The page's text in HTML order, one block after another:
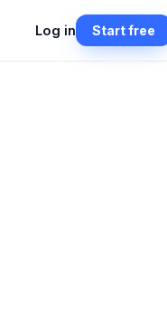
Log in Start free